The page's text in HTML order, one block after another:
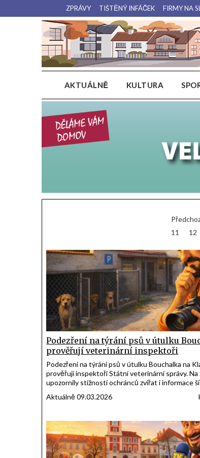
na
ZPRÁVY TIŠTĚNÝ INFÁČEK FIRMY NA
AKTUÁLNĚ KULTURA
11
12
Podezření na týrání psů v útulku
prověřují veterinární inspektoři
Podezření na týrání psů v útulku Bouchalka na
prověřují inspektoři Státní veterinární správy. Na
upozornily stížnosti ochránců zvířat i informace
zemědělství a policie.
Aktuálně 09.03.2026